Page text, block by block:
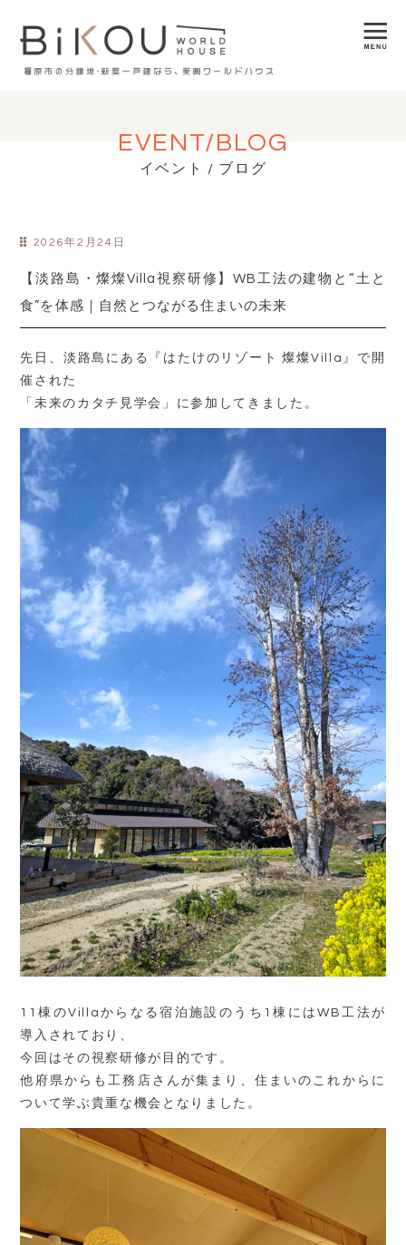
EVENT/BLOG
イベント / ブログ
2026年2月24日
【淡路島・燦燦Villa視察研修】WB工法の建物と“土と
食”を体感｜自然とつながる住まいの未来
先日、淡路島にある『はたけのリゾート 燦燦Villa』で開
催された
「未来のカタチ見学会」に参加してきました。
11棟のVillaからなる宿泊施設のうち1棟にはWB工法が
導入されており、
今回はその視察研修が目的です。
他府県からも工務店さんが集まり、住まいのこれからに
ついて学ぶ貴重な機会となりました。